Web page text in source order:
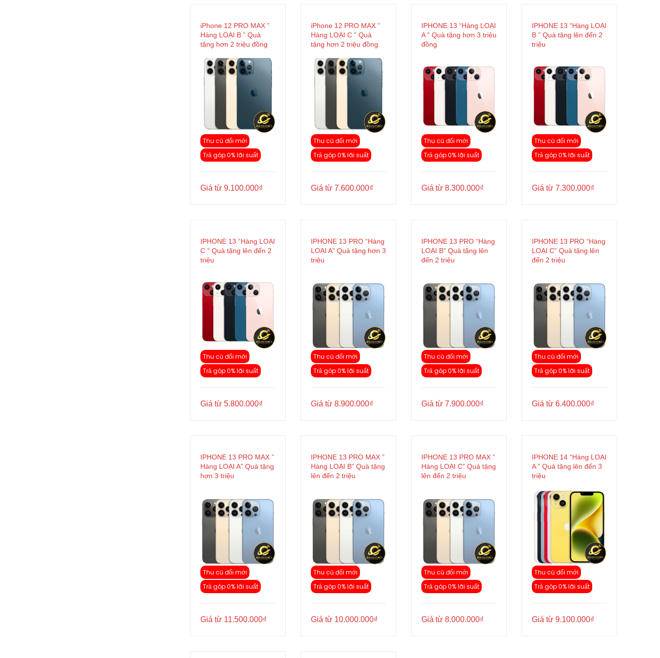
iPhone 12 PRO MAX ”
Hàng LOẠI B ” Quà
tặng hơn 2 triệu đồng
Thu cũ đổi mới
Trả góp 0% lãi suất
Giá từ 9.100.000₫
iPhone 12 PRO MAX ”
Hàng LOẠI C ” Quà
tặng hơn 2 triệu đồng
Thu cũ đổi mới
Trả góp 0% lãi suất
Giá từ 7.600.000₫
IPHONE 13 “Hàng LOẠI
A ” Quà tặng hơn 3 triệu
đồng
Thu cũ đổi mới
Trả góp 0% lãi suất
Giá từ 8.300.000₫
IPHONE 13 “Hàng LOẠI
B ” Quà tặng lên đến 2
triệu
Thu cũ đổi mới
Trả góp 0% lãi suất
Giá từ 7.300.000₫
IPHONE 13 “Hàng LOẠI
C ” Quà tặng lên đến 2
triệu
Thu cũ đổi mới
Trả góp 0% lãi suất
Giá từ 5.800.000₫
IPHONE 13 PRO “Hàng
LOẠI A” Quà tặng hơn 3
triệu
Thu cũ đổi mới
Trả góp 0% lãi suất
Giá từ 8.900.000₫
IPHONE 13 PRO “Hàng
LOẠI B” Quà tặng lên
đến 2 triệu
Thu cũ đổi mới
Trả góp 0% lãi suất
Giá từ 7.900.000₫
IPHONE 13 PRO “Hàng
LOẠI C” Quà tặng lên
đến 2 triệu
Thu cũ đổi mới
Trả góp 0% lãi suất
Giá từ 6.400.000₫
IPHONE 13 PRO MAX ”
Hàng LOẠI A” Quà tặng
hơn 3 triệu
Thu cũ đổi mới
Trả góp 0% lãi suất
Giá từ 11.500.000₫
IPHONE 13 PRO MAX ”
Hàng LOẠI B” Quà tặng
lên đến 2 triệu
Thu cũ đổi mới
Trả góp 0% lãi suất
Giá từ 10.000.000₫
IPHONE 13 PRO MAX ”
Hàng LOẠI C” Quà tặng
lên đến 2 triệu
Thu cũ đổi mới
Trả góp 0% lãi suất
Giá từ 8.000.000₫
IPHONE 14 “Hàng LOẠI
A ” Quà tặng lên đến 3
triệu
Thu cũ đổi mới
Trả góp 0% lãi suất
Giá từ 9.100.000₫